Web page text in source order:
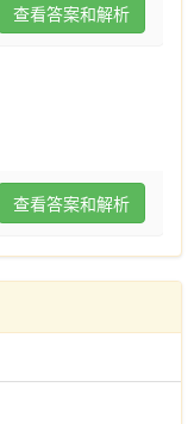
查看答案和解析
查看答案和解析